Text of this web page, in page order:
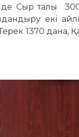
Сыр талы
екі
1370 дана,